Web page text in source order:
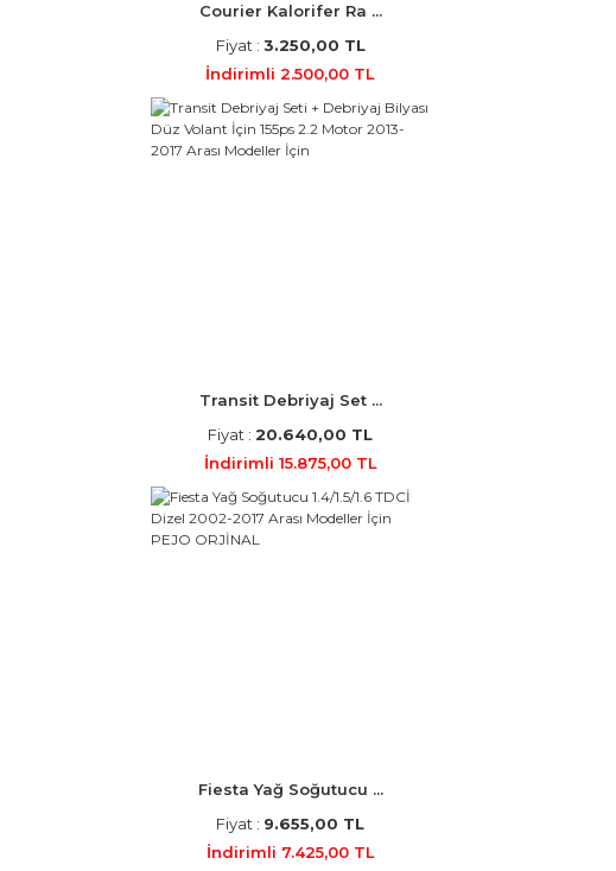
Courier Kalorifer Ra ...
Fiyat : 3.250,00 TL
İndirimli 2.500,00 TL
Transit Debriyaj Set ...
Fiyat : 20.640,00 TL
İndirimli 15.875,00 TL
Fiesta Yağ Soğutucu ...
Fiyat : 9.655,00 TL
İndirimli 7.425,00 TL